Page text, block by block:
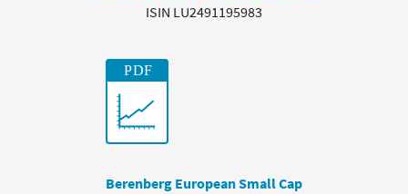
ISIN LU2491195983
Berenberg European Small Cap